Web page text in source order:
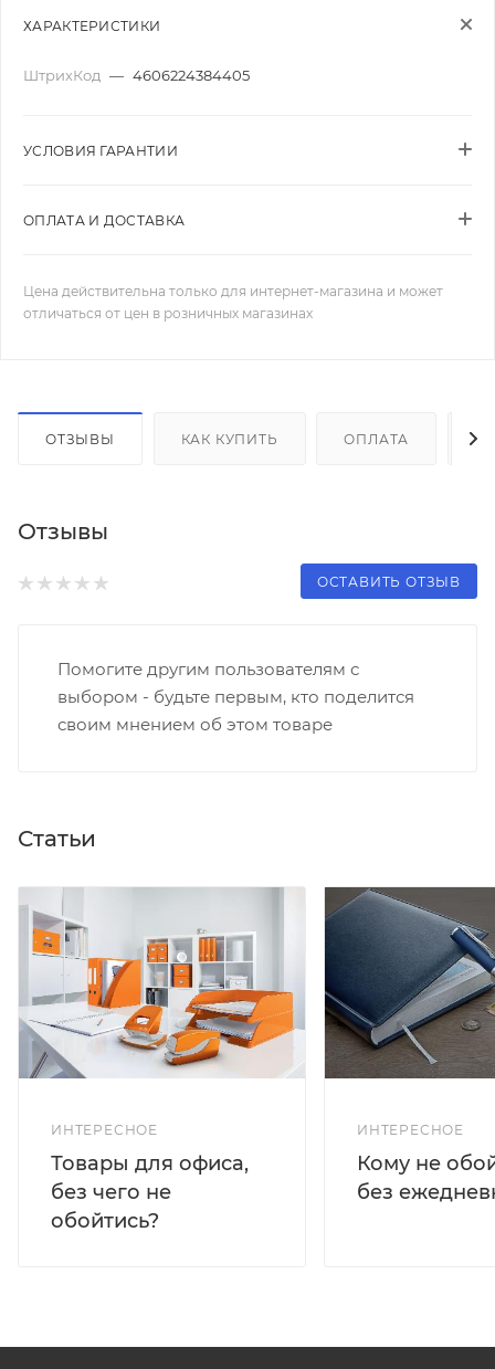
ХАРАКТЕРИСТИКИ
ШтрихКод — 4606224384405
УСЛОВИЯ ГАРАНТИИ
ОПЛАТА И ДОСТАВКА
Цена действительна только для интернет-магазина и может
отличаться от цен в розничных магазинах
ОТЗЫВЫ КАК КУПИТЬ ОПЛАТА
Отзывы
ОСТАВИТЬ ОТЗЫВ
Помогите другим пользователям с
выбором - будьте первым, кто поделится
своим мнением об этом товаре
Статьи
ИНТЕРЕСНОЕ
Товары для офиса,
без чего не
обойтись?
ИНТЕРЕСНОЕ
Кому не
без